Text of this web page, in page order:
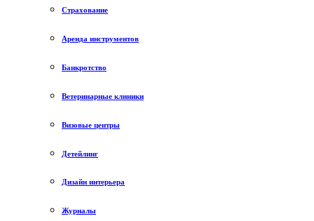
Страхование
Аренда инструментов
Банкротство
Ветеринарные клиники
Визовые центры
Детейлинг
Дизайн интерьера
Журналы